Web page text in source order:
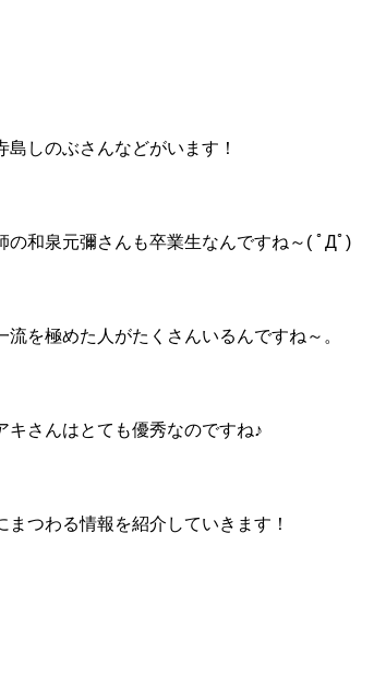
しのぶさんなどがいます！
和泉元彌さんも卒業生なんですね～( ﾟДﾟ)
を極めた人がたくさんいるんですね～。
キさんはとても優秀なのですね♪
つわる情報を紹介していきます！